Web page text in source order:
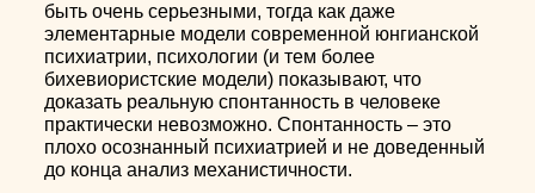
быть очень серьезными, тогда как даже
элементарные модели современной юнгианской
психиатрии, психологии (и тем более
бихевиористские модели) показывают, что
доказать реальную спонтанность в человеке
практически невозможно. Спонтанность – это
плохо осознанный психиатрией и не доведенный
до конца анализ механистичности.